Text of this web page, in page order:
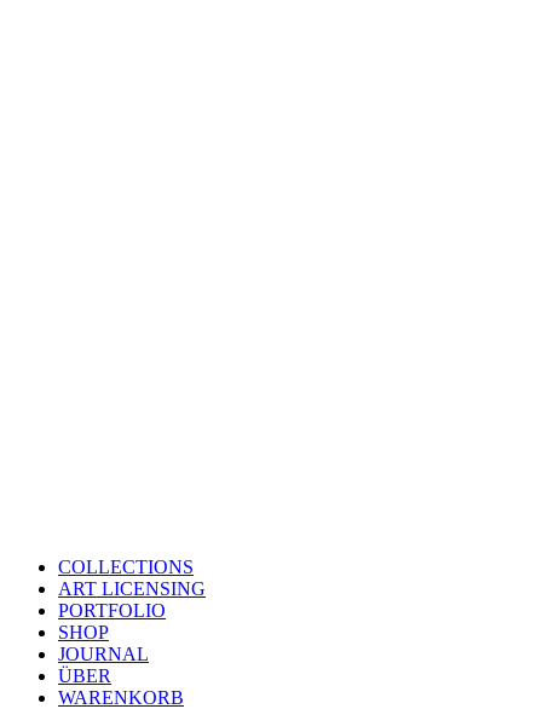
COLLECTIONS
ART LICENSING
PORTFOLIO
SHOP
JOURNAL
ÜBER
WARENKORB